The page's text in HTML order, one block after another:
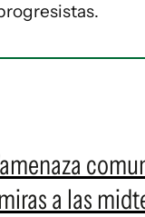
a las